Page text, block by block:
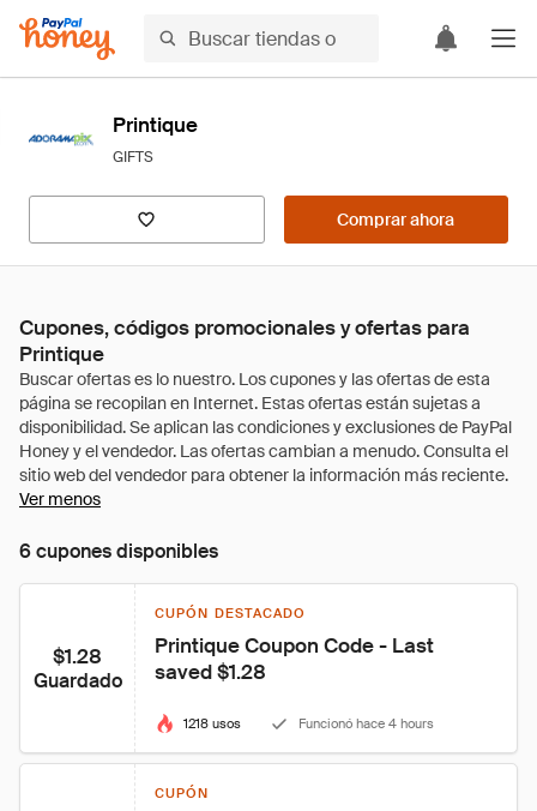
Printique
GIFTS
Comprar ahora
Cupones, códigos promocionales y ofertas para
Printique
Ver menos
6 cupones disponibles
$1.28
Guardado
CUPÓN DESTACADO
Printique Coupon Code - Last
saved $1.28
1218 usos Funcionó hace 4 hours
CUPÓN